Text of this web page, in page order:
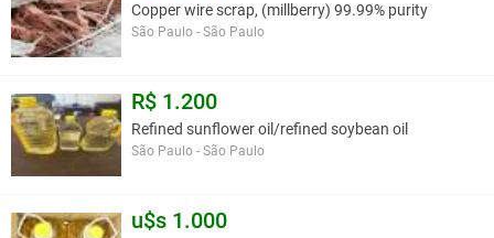
Copper wire scrap, (millberry) 99.99% purity
São Paulo - São Paulo
R$ 1.200
Refined sunflower oil/refined soybean oil
São Paulo - São Paulo
u$s 1.000